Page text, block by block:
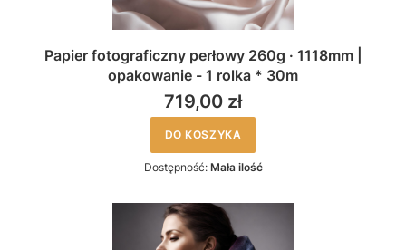
Papier fotograficzny perłowy 260g · 1118mm |
opakowanie - 1 rolka * 30m
719,00 zł
DO KOSZYKA
Dostępność: Mała ilość